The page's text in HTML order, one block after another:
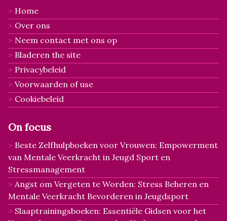
Home
Over ons
Neem contact met ons op
Bladeren the site
Privacybeleid
Voorwaarden of use
Cookiebeleid
On focus
Beste Zelfhulpboeken voor Vrouwen: Empowerment
van Mentale Veerkracht in Jeugd Sport en
Stressmanagement
Angst om Vergeten te Worden: Stress Beheren en
Mentale Veerkracht Bevorderen in Jeugdsport
Slaaptrainingsboeken: Essentiële Gidsen voor het